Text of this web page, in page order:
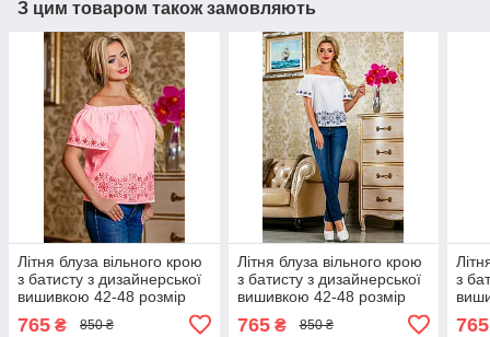
З цим товаром також замовляють
Літня блуза вільного крою
з батисту з дизайнерської
вишивкою 42-48 розмір
765 ₴ 850 ₴
Літня блуза вільного крою
з батисту з дизайнерської
вишивкою 42-48 розмір
765₴ 850 ₴
з
765